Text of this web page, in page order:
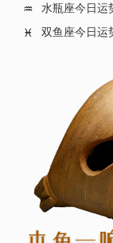
♒
水瓶座今日运
♓
双鱼座今日运